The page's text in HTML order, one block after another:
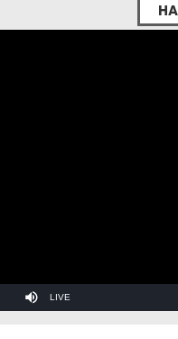
Mute Stream